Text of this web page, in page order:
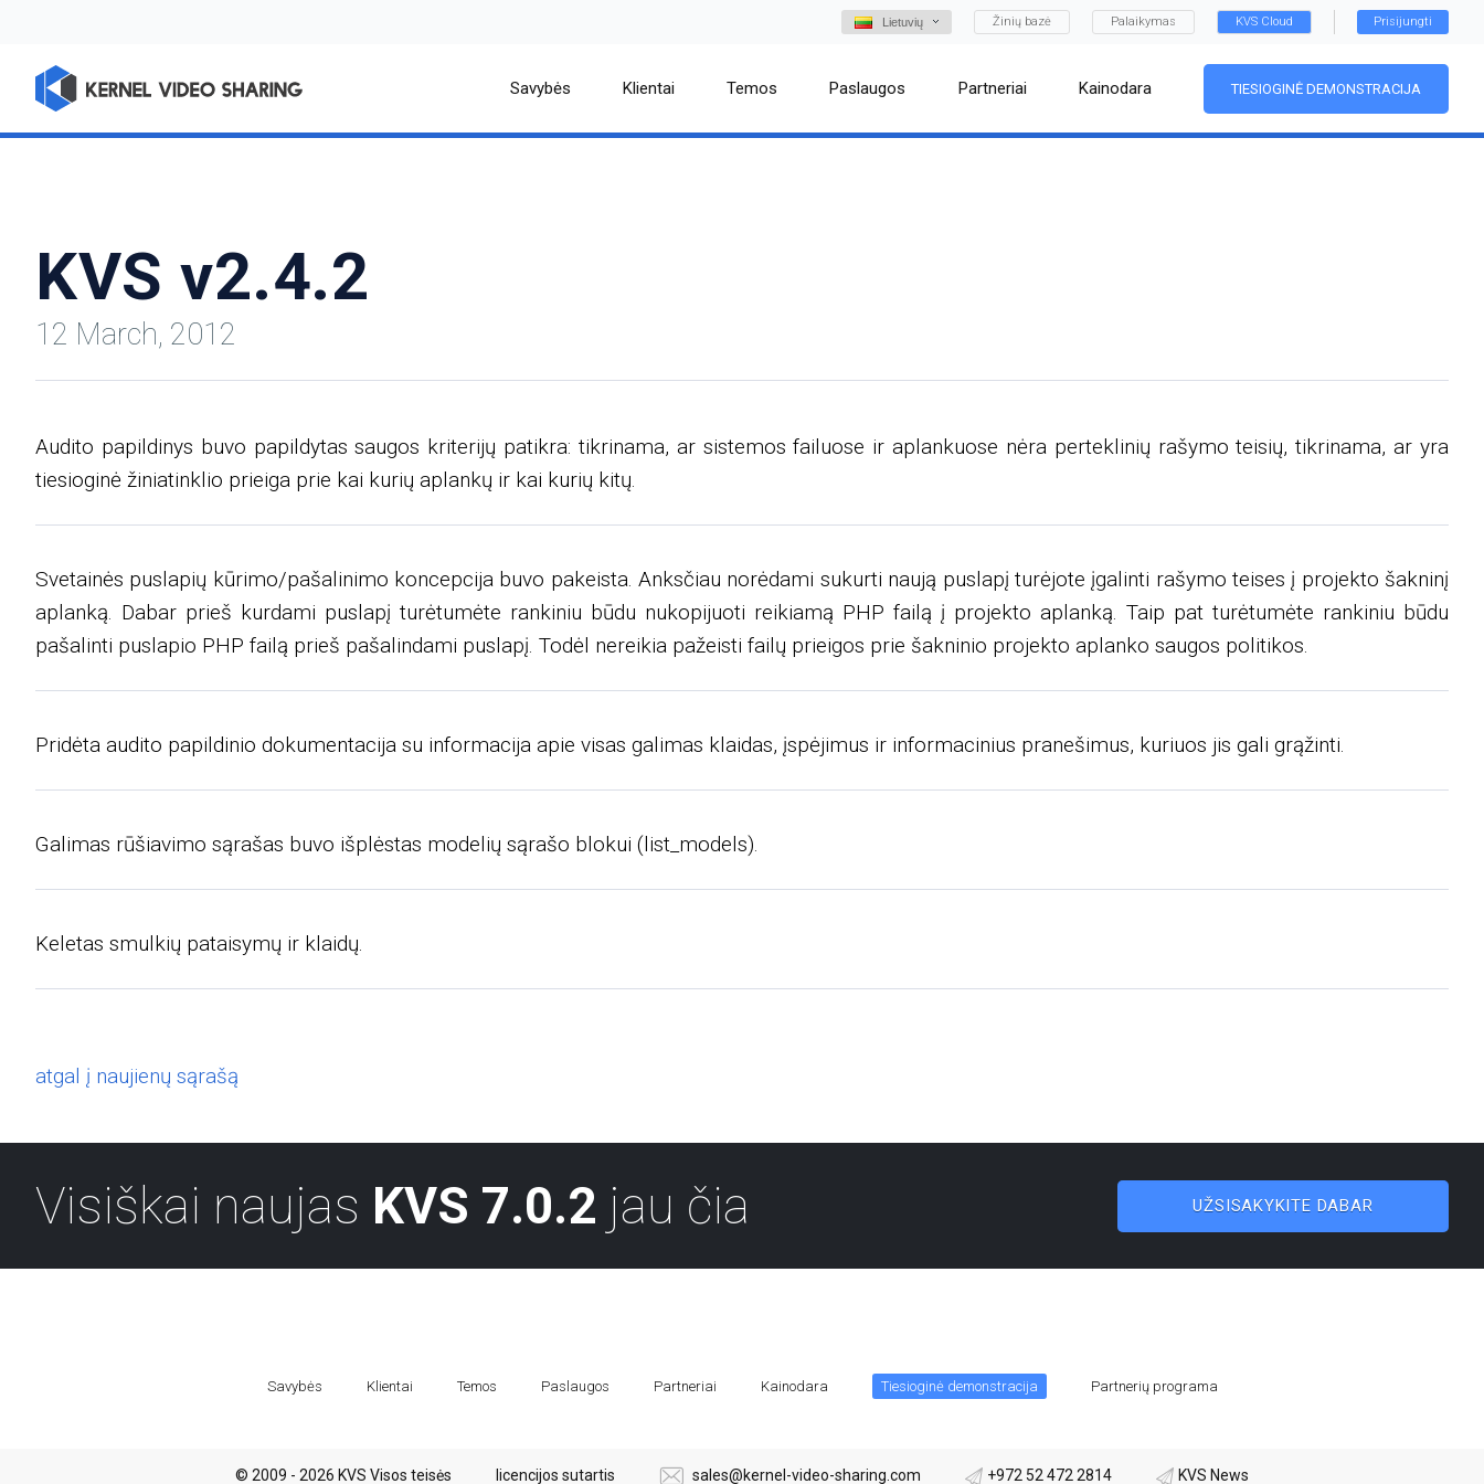
Lietuvių Žinių bazė Palaikymas KVS Cloud Prisijungti
Savybės Klientai Temos Paslaugos Partneriai Kainodara TIESIOGINĖ DEMONSTRACIJA
KVS v2.4.2
12 March, 2012
Audito papildinys buvo papildytas saugos kriterijų patikra: tikrinama, ar sistemos failuose ir aplankuose nėra perteklinių rašymo teisių, tikrinama, ar yra
tiesioginė žiniatinklio prieiga prie kai kurių aplankų ir kai kurių kitų.
Svetainės puslapių kūrimo/pašalinimo koncepcija buvo pakeista. Anksčiau norėdami sukurti naują puslapį turėjote įgalinti rašymo teises į projekto šakninį
aplanką. Dabar prieš kurdami puslapį turėtumėte rankiniu būdu nukopijuoti reikiamą PHP failą į projekto aplanką. Taip pat turėtumėte rankiniu būdu
pašalinti puslapio PHP failą prieš pašalindami puslapį. Todėl nereikia pažeisti failų prieigos prie šakninio projekto aplanko saugos politikos.
Pridėta audito papildinio dokumentacija su informacija apie visas galimas klaidas, įspėjimus ir informacinius pranešimus, kuriuos jis gali grąžinti.
Galimas rūšiavimo sąrašas buvo išplėstas modelių sąrašo blokui (list_models).
Keletas smulkių pataisymų ir klaidų.
atgal į naujienų sąrašą
Visiškai naujas KVS 7.0.2 jau čia UŽSISAKYKITE DABAR
Savybės Klientai Temos Paslaugos Partneriai Kainodara Tiesioginė demonstracija Partnerių programa
© 2009 - 2026 KVS Visos teisės licencijos sutartis sales@kernel-video-sharing.com +972 52 472 2814 KVS News